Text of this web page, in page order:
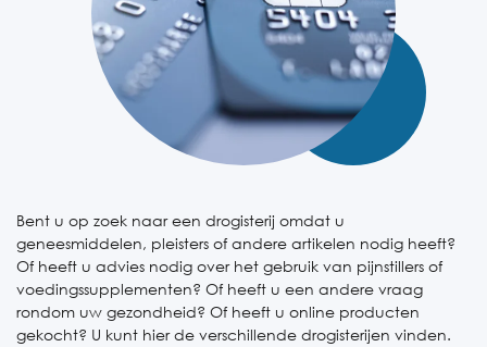
Bent u op zoek naar een drogisterij omdat u
geneesmiddelen, pleisters of andere artikelen nodig heeft?
Of heeft u advies nodig over het gebruik van pijnstillers of
voedingssupplementen? Of heeft u een andere vraag
rondom uw gezondheid? Of heeft u online producten
gekocht? U kunt hier de verschillende drogisterijen vinden.